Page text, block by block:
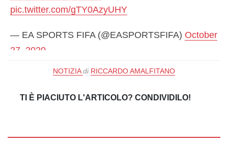
pic.twitter.com/gTY0AzyUHY
— EA SPORTS FIFA (@EASPORTSFIFA) October
27, 2020
NOTIZIA di RICCARDO AMALFITANO
TI È PIACIUTO L'ARTICOLO? CONDIVIDILO!